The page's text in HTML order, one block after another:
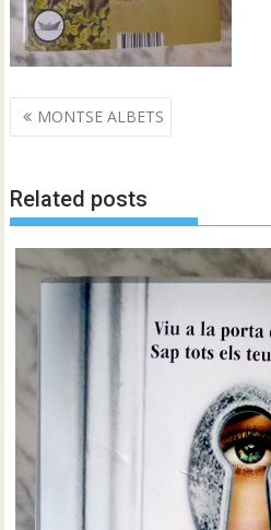
Navegació
d'entrades
MONTSE ALBETS
Related posts